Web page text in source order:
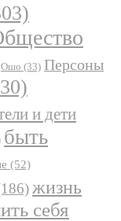
Ошо (33) Персоны
и дети
быть
(52)
жизнь
себя